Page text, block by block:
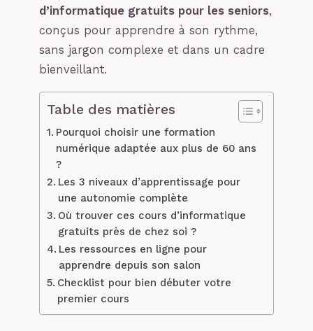
d’informatique gratuits pour les seniors,
conçus pour apprendre à son rythme,
sans jargon complexe et dans un cadre
bienveillant.
Table des matières
Pourquoi choisir une formation
numérique adaptée aux plus de 60 ans
?
Les 3 niveaux d’apprentissage pour
une autonomie complète
Où trouver ces cours d’informatique
gratuits près de chez soi ?
Les ressources en ligne pour
apprendre depuis son salon
Checklist pour bien débuter votre
premier cours